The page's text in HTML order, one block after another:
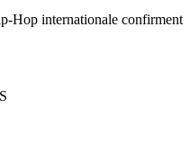
Hop internationale confirment